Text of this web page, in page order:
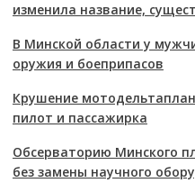
изменила название,
В Минской области у
оружия и боеприпасов
Крушение
пилот и пассажирка
Обсерваторию Минского
без замены научного